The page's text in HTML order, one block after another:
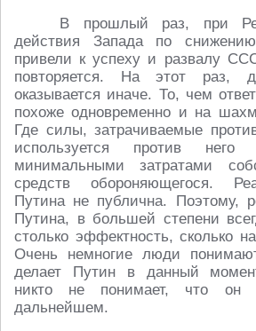
В прошлый раз, при
действия Запада по
привели к успеху и развалу
повторяется. На этот раз,
оказывается иначе. То, чем
похоже одновременно и на
Где силы, затрачиваемые
используется против
минимальными затратами
средств обороняющегося.
Путина не публична. Поэтому,
Путина, в большей степени
столько эффектность, сколько на
Очень немногие люди
делает Путин в данный
никто не понимает, что он
дальнейшем.